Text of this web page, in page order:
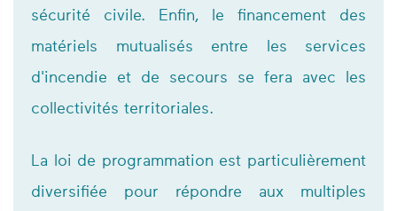
sécurité civile. Enfin, le financement des
matériels mutualisés entre les services
d'incendie et de secours se fera avec les
collectivités territoriales.
La loi de programmation est particulièrement
diversifiée pour répondre aux multiples